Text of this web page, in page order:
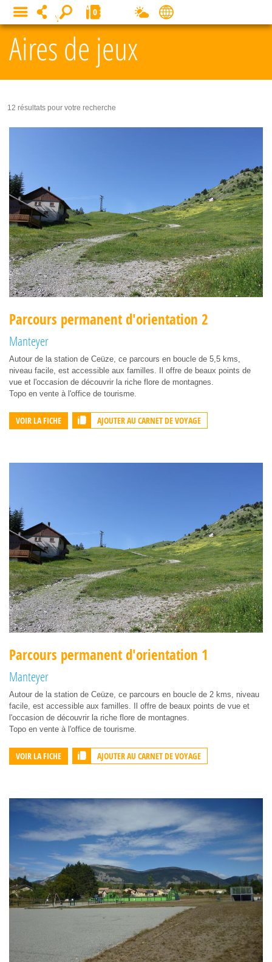
Aires de jeux
12 résultats pour votre recherche
Parcours permanent d'orientation 2
Manteyer
Autour de la station de Ceüze, ce parcours en boucle de 5,5 kms,
niveau facile, est accessible aux familles. Il offre de beaux points de
vue et l'occasion de découvrir la riche flore de montagnes.
Topo en vente à l'office de tourisme.
VOIR LA FICHE AJOUTER AU CARNET DE VOYAGE
Parcours permanent d'orientation 1
Manteyer
Autour de la station de Ceüze, ce parcours en boucle de 2 kms, niveau
facile, est accessible aux familles. Il offre de beaux points de vue et
l'occasion de découvrir la riche flore de montagnes.
Topo en vente à l'office de tourisme.
VOIR LA FICHE AJOUTER AU CARNET DE VOYAGE
MENU 0
Panneau de gestion des cookies